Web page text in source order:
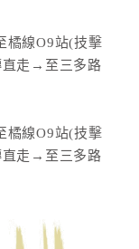
橘線O9站(技擊
走→至三多路
橘線O9站(技擊
走→至三多路